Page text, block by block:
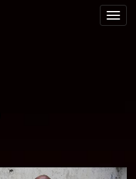
Toggle